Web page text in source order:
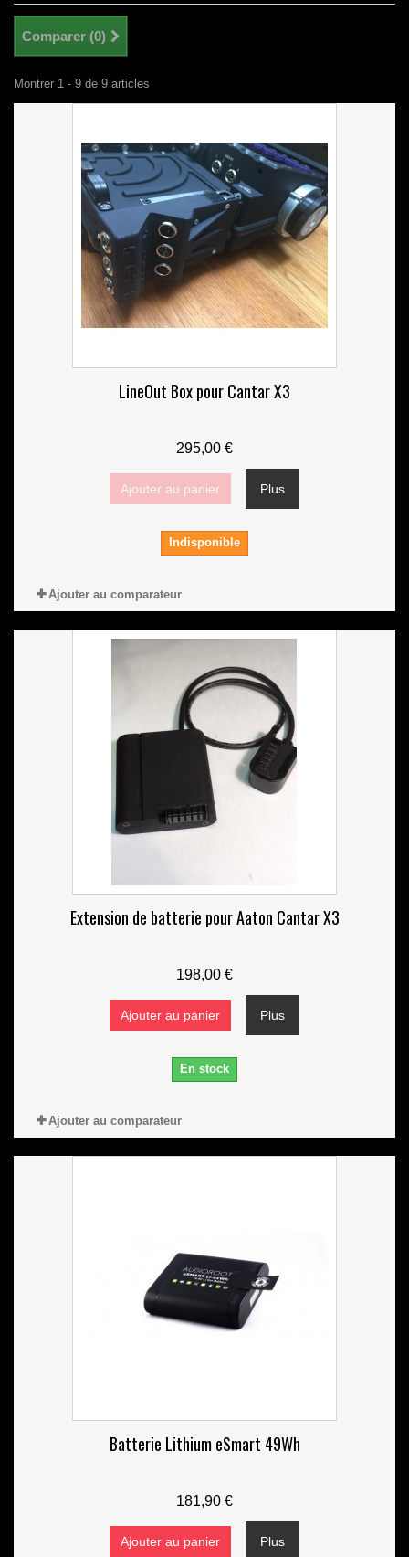
Comparer (0)
Montrer 1 - 9 de 9 articles
LineOut Box pour Cantar X3
295,00 €
Ajouter au panier Plus
Indisponible
Ajouter au comparateur
Extension de batterie pour Aaton Cantar X3
198,00 €
Ajouter au panier Plus
En stock
Ajouter au comparateur
Batterie Lithium eSmart 49Wh
181,90 €
Ajouter au panier Plus